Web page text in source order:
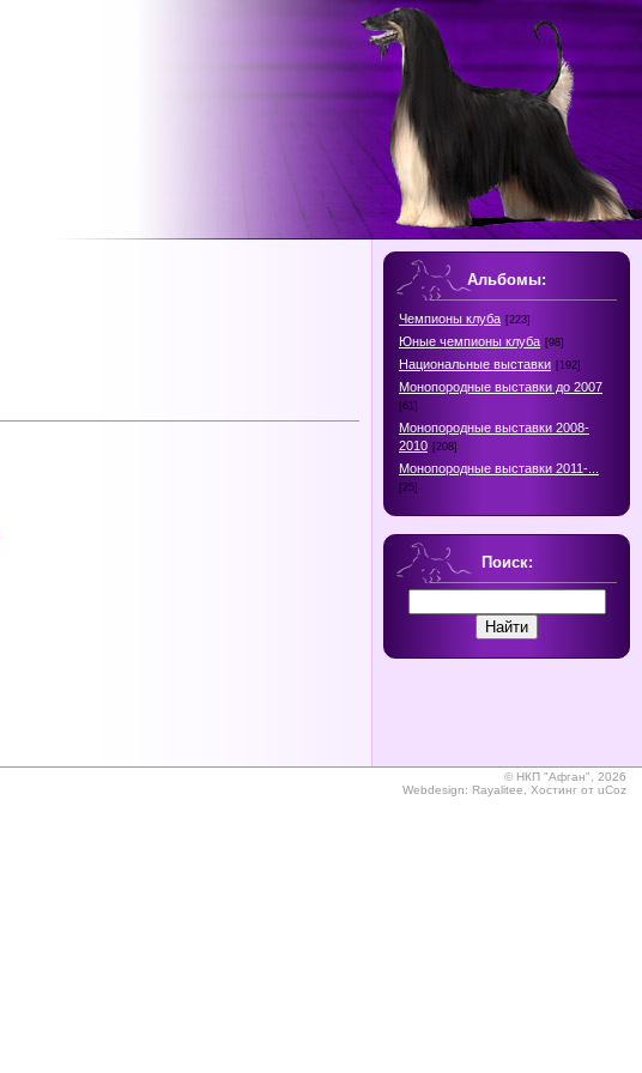
Альбомы:
Чемпионы клуба [223]
Юные чемпионы клуба [98]
Национальные выставки [192]
Монопородные выставки до 2007
[61]
Монопородные выставки 2008-
2010 [208]
Монопородные выставки 2011-...
[25]
Поиск:
©НКП "Афган", 2026
Webdesign: Rayalitee Хостинг от uCoz